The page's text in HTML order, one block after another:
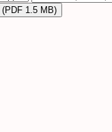
(PDF 1.5 MB)